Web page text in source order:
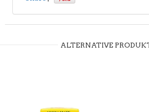
ALTERNATIVE